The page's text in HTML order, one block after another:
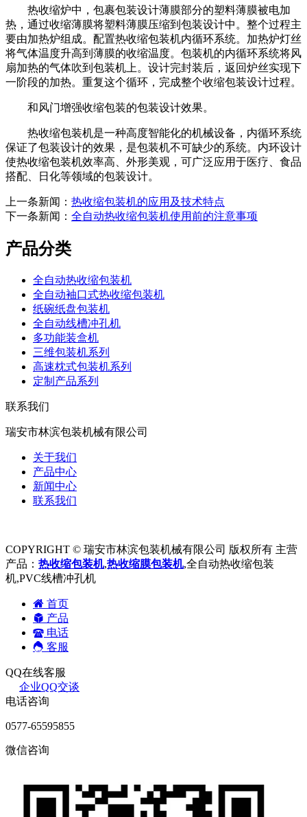
热收缩炉中，包裹包装设计薄膜部分的塑料薄膜被电加
热，通过收缩薄膜将塑料薄膜压缩到包装设计中。整个过程主
要由加热炉组成。配置热收缩包装机内循环系统。加热炉灯丝
将气体温度升高到薄膜的收缩温度。包装机的内循环系统将风
扇加热的气体吹到包装机上。设计完封装后，返回炉丝实现下
一阶段的加热。重复这个循环，完成整个收缩包装设计过程。
和风门增强收缩包装的包装设计效果。
热收缩包装机是一种高度智能化的机械设备，内循环系统
保证了包装设计的效果，是包装机不可缺少的系统。内环设计
使热收缩包装机效率高、外形美观，可广泛应用于医疗、食品
搭配、日化等领域的包装设计。
上一条新闻： 热收缩包装机的应用及技术特点
下一条新闻： 全自动热收缩包装机使用前的注意事项
产品分类
全自动热收缩包装机
全自动袖口式热收缩包装机
纸碗纸盘包装机
全自动线槽冲孔机
多功能装盒机
三维包装机系列
高速枕式包装机系列
定制产品系列
联系我们
瑞安市林滨包装机械有限公司
关于我们
产品中心
新闻中心
联系我们
COPYRIGHT © 瑞安市林滨包装机械有限公司 版权所有 主营
产品： 热收缩包装机,热收缩膜包装机,全自动热收缩包装
机,PVC线槽冲孔机
首页
产品
电话
客服
QQ在线客服
企业QQ交谈
电话咨询
0577-65595855
微信咨询